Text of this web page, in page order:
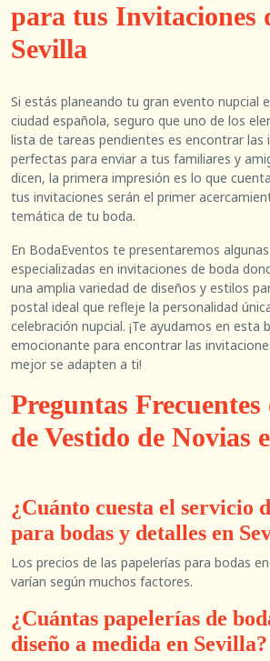
para tus Invitaciones
Sevilla
Si estás planeando tu gran evento nupcial
ciudad española, seguro que uno de los
lista de tareas pendientes es encontrar las
perfectas para enviar a tus familiares y
dicen, la primera impresión es lo que
tus invitaciones serán el primer
temática de tu boda.
En BodaEventos te presentaremos
especializadas en invitaciones de boda
una amplia variedad de diseños y estilos
postal ideal que refleje la personalidad
celebración nupcial. ¡Te ayudamos en esta
emocionante para encontrar las
mejor se adapten a ti!
Preguntas Frecuentes
de Vestido de Novias
¿Cuánto cuesta el servicio
para bodas y detalles en
Los precios de las papelerías para bodas
varían según muchos factores.
¿Cuántas papelerías de
diseño a medida en Sevilla?